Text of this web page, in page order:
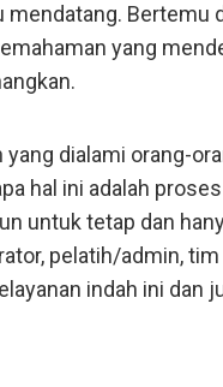
Bertemu
yang
dialami orang-
hal ini adalah
untuk tetap dan
pelatih/admin,
indah ini dan